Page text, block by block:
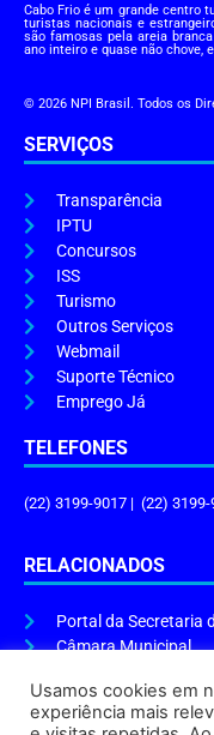
Cabo Frio é um grande centro
turistas nacionais e
são famosas pela areia
ano inteiro e quase não
© 2026 NPI Brasil. Todos os
SERVIÇOS
Transparência
IPTU
Concursos
ISS
Turismo
Outros Serviços
Webmail
Suporte Técnico
Emprego Já
TELEFONES
(22) 3199-9017 | (22)
RELACIONADOS
Portal da Secretaria
Câmara Municipal
ENDEREÇO E
Usamos cookies em
experiência mais